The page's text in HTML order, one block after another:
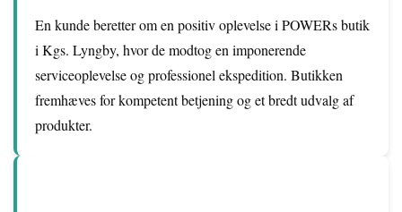
En kunde beretter om en positiv oplevelse i POWERs butik
i Kgs. Lyngby, hvor de modtog en imponerende
serviceoplevelse og professionel ekspedition. Butikken
fremhæves for kompetent betjening og et bredt udvalg af
produkter.